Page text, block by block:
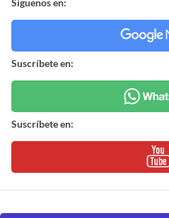
Suscríbete en:
Suscríbete en: